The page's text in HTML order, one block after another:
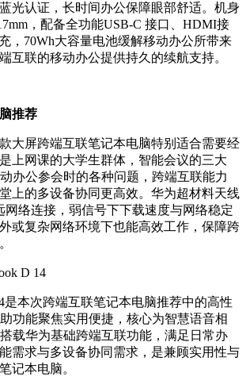
光认证，长时间办公保障眼部舒适。机身
，配备全功能USB-C 接口、HDMI接
，70Wh大容量电池缓解移动办公所带来
互联的移动办公提供持久的续航支持。
推荐
大屏跨端互联笔记本电脑特别适合需要经
上网课的大学生群体，智能会议的三大
办公参会时的各种问题，跨端互联能力
上的多设备协同更高效。华为超材料天线
网络连接，弱信号下下载速度与网络稳定
或复杂网络环境下也能高效工作，保障跨
D 14
是本次跨端互联笔记本电脑推荐中的高性
功能聚焦实用便捷，核心为智慧语音相
载华为基础跨端互联功能，满足日常办
需求与多设备协同需求，是兼顾实用性与
记本电脑。